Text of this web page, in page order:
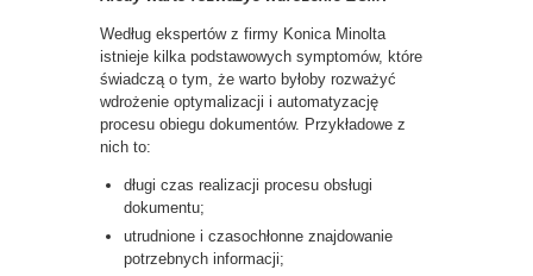
Według ekspertów z firmy Konica Minolta
istnieje kilka podstawowych symptomów, które
świadczą o tym, że warto byłoby rozważyć
wdrożenie optymalizacji i automatyzację
procesu obiegu dokumentów. Przykładowe z
nich to:
długi czas realizacji procesu obsługi
dokumentu;
utrudnione i czasochłonne znajdowanie
potrzebnych informacji;